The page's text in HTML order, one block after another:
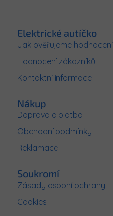
Elektrické autíčko
Jak ověřujeme
Hodnocení zákazníků
Kontaktní informace
Nákup
Doprava a platba
Obchodní podmínky
Reklamace
Soukromí
Zásady osobní ochrany
Cookies